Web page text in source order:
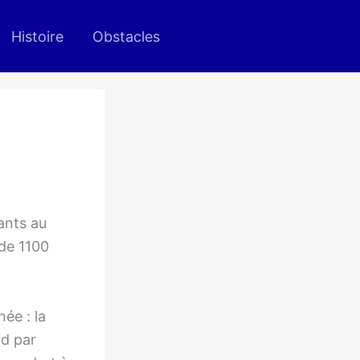
Histoire Obstacles
au
1100
: la
par